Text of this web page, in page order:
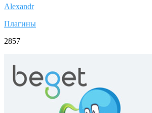
Alexandr
Плагины
2857